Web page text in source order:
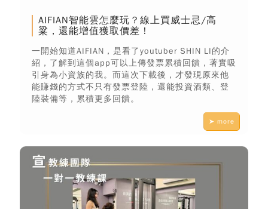
AIFIAN智能雲怎麼玩？線上買威士忌/高
粱，還能增值獲取價差！
一開始知道AIFIAN，是看了youtuber SHIN LI的介
紹，了解到這個app可以上傳發票累積回饋，著實吸
引身為小資族的我。而這次下載後，才發現原來他
能賺錢的方式不只有發票登陸，還能投資酒類、登
陸裝備等，累積更多回饋。
➤ more